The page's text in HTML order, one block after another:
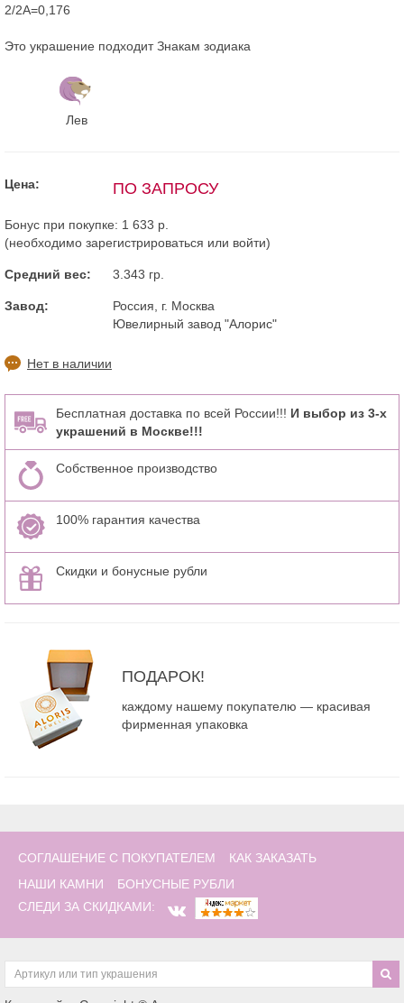
2/2А=0,176
Это украшение подходит Знакам зодиака
Лев
Цена: ПО ЗАПРОСУ
Бонус при покупке: 1 633 р.
(необходимо зарегистрироваться или войти)
Средний вес: 3.343 гр.
Завод:
Россия, г. Москва
Ювелирный завод "Алорис"
Нет в наличии
Бесплатная доставка по всей России!!! И выбор из 3-х
украшений в Москве!!!
Собственное производство
100% гарантия качества
Скидки и бонусные рубли
ПОДАРОК!
каждому нашему покупателю — красивая
фирменная упаковка
СОГЛАШЕНИЕ С ПОКУПАТЕЛЕМ
КАК ЗАКАЗАТЬ
НАШИ КАМНИ
БОНУСНЫЕ РУБЛИ
СЛЕДИ ЗА СКИДКАМИ: